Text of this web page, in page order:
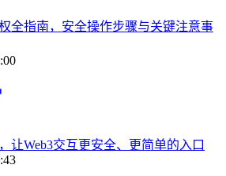
全指南，安全操作步骤与关键注意事
让Web3交互更安全、更简单的入口